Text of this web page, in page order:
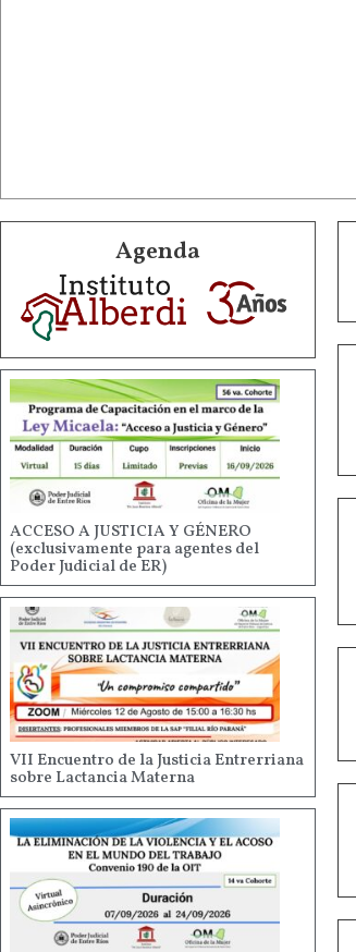
Agenda
ACCESO A JUSTICIA Y GÉNERO
(exclusivamente para agentes del
Poder Judicial de ER)
VII Encuentro de la Justicia Entrerriana
sobre Lactancia Materna